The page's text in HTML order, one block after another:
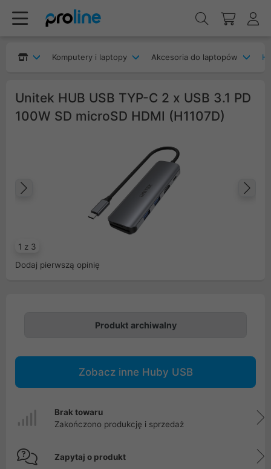
Komputery i laptopy Akcesoria do laptopów
Unitek HUB USB TYP-C 2 x USB 3.1 PD
100W SD microSD HDMI (H1107D)
1 z 3
Poprzedni
Dodaj pierwszą opinię
Produkt archiwalny
Zobacz inne Huby USB
Brak towaru
Zakończono produkcję i sprzedaż
Zapytaj o produkt